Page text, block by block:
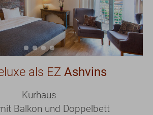
als EZ Ashvins
Kurhaus
Balkon und Doppelbett